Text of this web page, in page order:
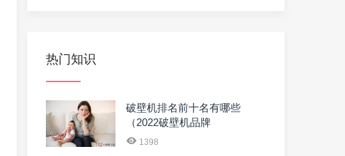
热门知识
破壁机排名前十名有哪些
（2022破壁机品牌
1398